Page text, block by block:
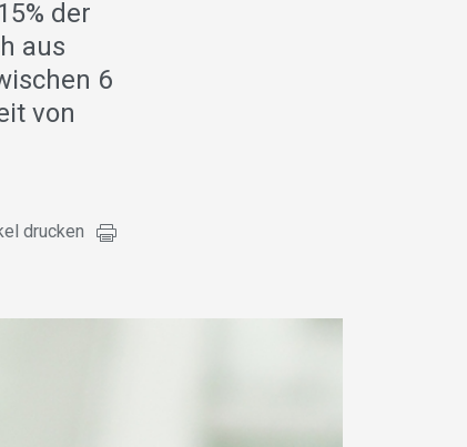
der
aus
6
von
drucken